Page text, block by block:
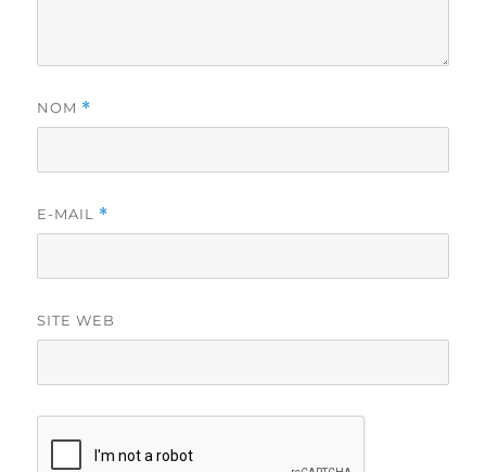
NOM *
E-MAIL *
SITE WEB